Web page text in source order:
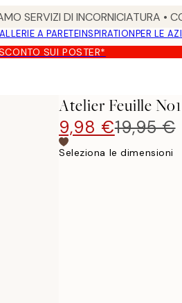
SERVIZI DI INCORNICIATURA •
A PARETEINSPIRATIONPER LE
SUI POSTER*
Atelier Feuille
9,98 €19,95 €
Seleziona le dimensioni